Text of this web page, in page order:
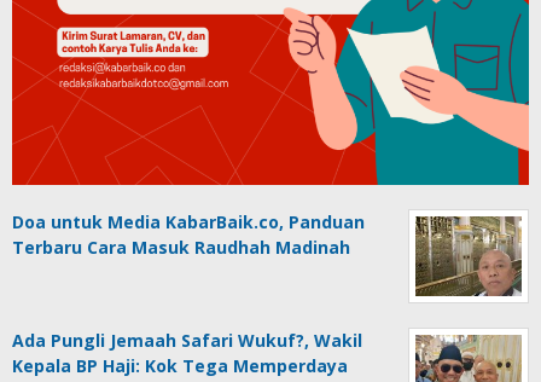
Doa untuk Media KabarBaik.co, Panduan
Terbaru Cara Masuk Raudhah Madinah
Ada Pungli Jemaah Safari Wukuf?, Wakil
Kepala BP Haji: Kok Tega Memperdaya